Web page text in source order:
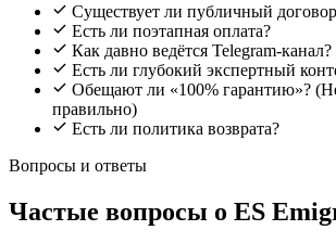
Существует ли публичный
Есть ли поэтапная оплата?
Как давно ведётся Telegram-канал?
Есть ли глубокий экспертный
Обещают ли «100% гарантию»?
правильно)
Есть ли политика возврата?
Вопросы и ответы
Частые вопросы о ES